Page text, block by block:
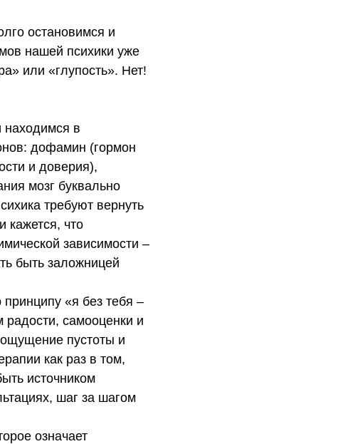
остановимся и
нашей психики уже
или «глупость». Нет!
в
дофамин (гормон
и доверия),
мозг буквально
требуют вернуть
кажется, что
зависимости –
быть заложницей
«я без тебя –
радости, самооценки и
пустоты и
как раз в том,
источником
шаг за шагом
означает